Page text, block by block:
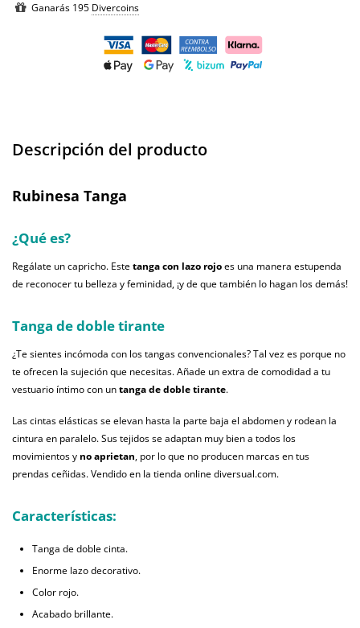
Ganarás 195 Divercoins
Descripción del producto
Rubinesa Tanga
¿Qué es?
Regálate un capricho. Estetanga con lazo rojoes una manera estupenda
de reconocer tu belleza y feminidad, ¡y de que también lo hagan los demás!
Tanga de doble tirante
¿Te sientes incómoda con los tangas convencionales? Tal vez es porque no
te ofrecen la sujeción que necesitas. Añade un extra de comodidad a tu
vestuario íntimo con untanga de doble tirante.
Las cintas elásticas se elevan hasta la parte baja el abdomen y rodean la
cintura en paralelo. Sus tejidos se adaptan muy bien a todos los
movimientos y no aprietan, por lo que no producen marcas en tus
prendas ceñidas. Vendido en la tienda online diversual.com.
Características:
Tanga de doble cinta.
Enorme lazo decorativo.
Color rojo.
Acabado brillante.